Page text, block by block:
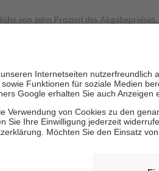
von zehn Prozent des Abgabepreises,
Gesundheit zu stärken und die
Lebensjahr mit Ausnahme der
die von der GKV getragen werden
hc/de/articles/4419944605341